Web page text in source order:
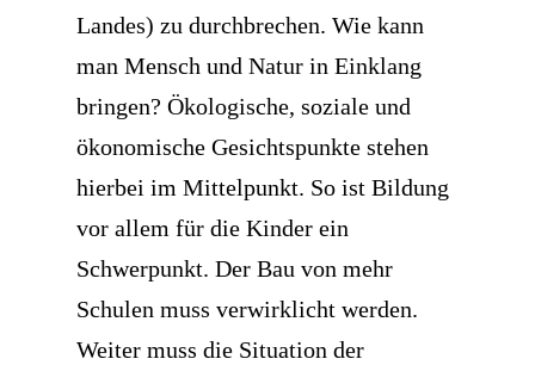
Landes) zu durchbrechen. Wie kann
man Mensch und Natur in Einklang
bringen? Ökologische, soziale und
ökonomische Gesichtspunkte stehen
hierbei im Mittelpunkt. So ist Bildung
vor allem für die Kinder ein
Schwerpunkt. Der Bau von mehr
Schulen muss verwirklicht werden.
Weiter muss die Situation der